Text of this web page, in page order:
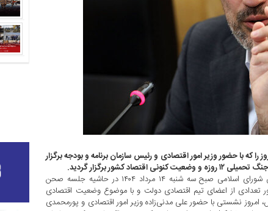
با حضور وزیر امور اقتصادی و رئیس سازمان برنامه و بودجه برگزار
برگزار گردید.
عباس گودرزی سخنگوی هیئت رئیسه مجلس شورای اسلامی صبح سه شنبه ۱۴ مرداد ۱۴۰۴ در حاشیه جلسه صحن
تعدادی از اعضای تیم اقتصادی دولت و با موضوع وضعیت اقتصادی
نشستی با حضور علی مدنی‌زاده وزیر امور اقتصادی و پورمحمدی